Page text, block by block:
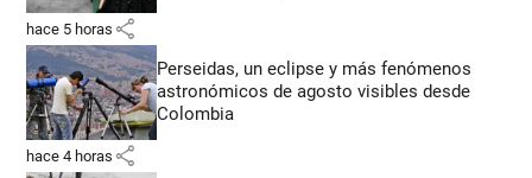
hace 5 horas share
Perseidas, un eclipse y más fenómenos
astronómicos de agosto visibles desde
Colombia
hace 4 horas share